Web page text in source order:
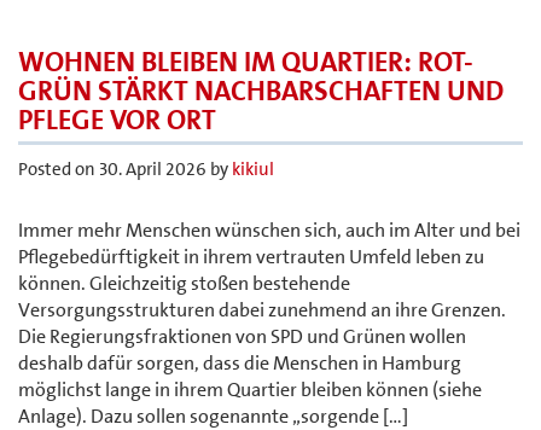
WOHNEN BLEIBEN IM QUARTIER: ROT-
GRÜN STÄRKT NACHBARSCHAFTEN UND
PFLEGE VOR ORT
Posted on 30. April 2026 by kikiul
Immer mehr Menschen wünschen sich, auch im Alter und bei
Pflegebedürftigkeit in ihrem vertrauten Umfeld leben zu
können. Gleichzeitig stoßen bestehende
Versorgungsstrukturen dabei zunehmend an ihre Grenzen.
Die Regierungsfraktionen von SPD und Grünen wollen
deshalb dafür sorgen, dass die Menschen in Hamburg
möglichst lange in ihrem Quartier bleiben können (siehe
Anlage). Dazu sollen sogenannte „sorgende […]